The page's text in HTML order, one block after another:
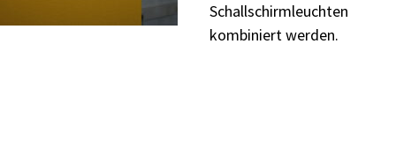
Schallschirmleuchten
kombiniertwerden.